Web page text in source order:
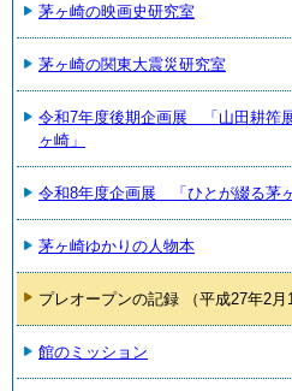
茅ヶ崎の映画史研究室
茅ヶ崎の関東大震災研究室
令和7年度後期企画展 「山田耕筰
ヶ崎」
令和8年度企画展 「ひとが綴る茅
茅ヶ崎ゆかりの人物本
プレオープンの記録 （平成27年2月
館のミッション